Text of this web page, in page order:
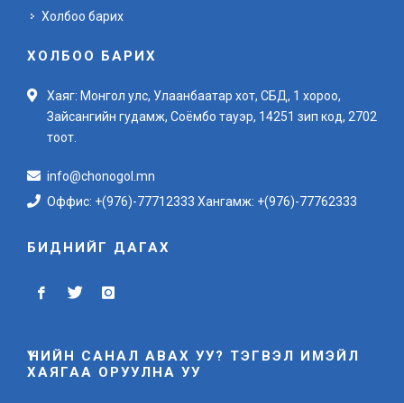
Холбоо барих
ХОЛБОО БАРИХ
Хаяг: Монгол улс, Улаанбаатар хот, СБД, 1 хороо,
Зайсангийн гудамж, Соёмбо тауэр, 14251 зип код, 2702
тоот.
info@chonogol.mn
Оффис: +(976)-77712333 Хангамж: +(976)-77762333
БИДНИЙГ ДАГАХ
ҮНИЙН САНАЛ АВАХ УУ? ТЭГВЭЛ ИМЭЙЛ
ХАЯГАА ОРУУЛНА УУ